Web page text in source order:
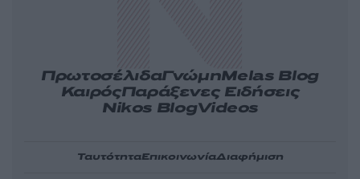
ΠρωτοσέλιδαΓνώμηMelas Blog
ΚαιρόςΠαράξενες Ειδήσεις
Nikos BlogVideos
ΤαυτότηταΕπικοινωνίαΔιαφήμιση